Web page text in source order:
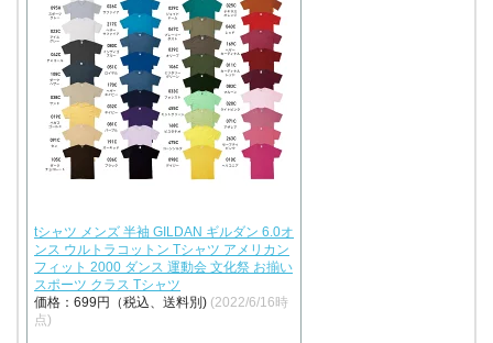
tシャツ メンズ 半袖 GILDAN ギルダン 6.0オ
ンス ウルトラコットン Tシャツ アメリカン
フィット 2000 ダンス 運動会 文化祭 お揃い
スポーツ クラス Tシャツ
価格：699円（税込、送料別) (2022/6/16時
点)